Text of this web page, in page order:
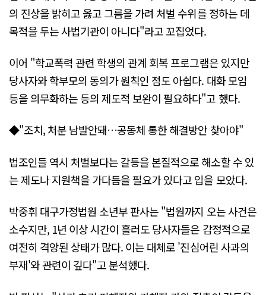
의 진상을 밝히고 옳고 그름을 가려 처벌 수위를 정하는 데
목적을 두는 사법기관이 아니다"라고 꼬집었다.
이어 "학교폭력 관련 학생의 관계 회복 프로그램은 있지만
당사자와 학부모의 동의가 원칙인 점도 아쉽다. 대화 모임
등을 의무화하는 등의 제도적 보완이 필요하다"고 했다.
◆"조치, 처분 남발안돼…공동체 통한 해결방안 찾아야"
법조인들 역시 처벌보다는 갈등을 본질적으로 해소할 수 있
는 제도나 지원책을 가다듬을 필요가 있다고 입을 모았다.
박중휘 대구가정법원 소년부 판사는 "법원까지 오는 사건은
소수지만, 1년 이상 시간이 흘러도 당사자들은 감정적으로
여전히 격앙된 상태가 많다. 이는 대체로 '진심어린 사과의
부재'와 관련이 깊다"고 분석했다.